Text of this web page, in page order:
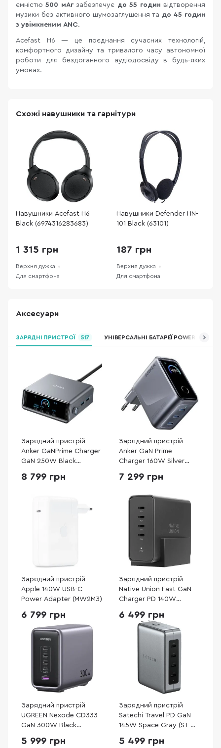
ємністю500 мАгзабезпечує до 55 годин відтворення
музики без активного шумозаглушення та до 45 годин
з увімкненим ANC.
Acefast H6 — це поєднання сучасних технологій,
комфортного дизайну та тривалого часу автономної
роботи для бездоганного аудіодосвіду в будь-яких
умовах.
Схожі навушники та гарнітури
Навушники Acefast H6
Black (6974316283683)
1 315 грн
Верхня дужка
Для смартфона
Навушники Defender HN-
101 Black (63101)
187 грн
Верхня дужка
Для смартфона
Аксесуари
ЗАРЯДНІ ПРИСТРОЇ 517 УНІВЕРСАЛЬНІ БАТАРЕЇ POWER BANK
Зарядний пристрій
Anker GaNPrime Charger
GaN 250W Black
8 799 грн
Зарядний пристрій
Anker GaN Prime
Charger 160W Silver
7 299 грн
Зарядний пристрій
Apple 140W USB-C
Power Adapter (MW2M3)
6 799 грн
Зарядний пристрій
Native Union Fast GaN
Charger PD 140W
PD140-BLK-EU)
6 499 грн
Зарядний пристрій
UGREEN Nexode CD333
GaN 300W Black
5 999 грн
Зарядний пристрій
Satechi Travel PD GaN
145W Space Gray (ST-
5 499 грн